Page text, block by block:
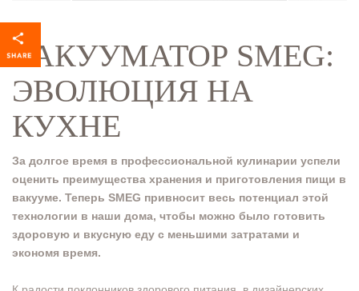
ВАКУУМАТОР SMEG:
ЭВОЛЮЦИЯ НА
КУХНЕ
За долгое время в профессиональной кулинарии успели
оценить преимущества хранения и приготовления пищи в
вакууме. Теперь SMEG привносит весь потенциал этой
технологии в наши дома, чтобы можно было готовить
здоровую и вкусную еду с меньшими затратами и
экономя время.